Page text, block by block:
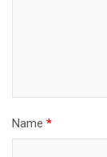
Name *